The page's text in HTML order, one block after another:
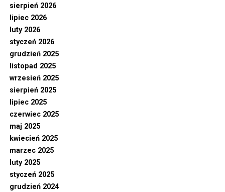
sierpień 2026
lipiec 2026
luty 2026
styczeń 2026
grudzień 2025
listopad 2025
wrzesień 2025
sierpień 2025
lipiec 2025
czerwiec 2025
maj 2025
kwiecień 2025
marzec 2025
luty 2025
styczeń 2025
grudzień 2024